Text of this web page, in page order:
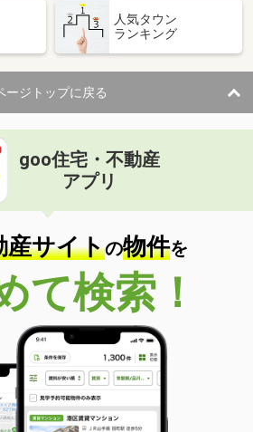
人気タウン
ランキング
ージトップに戻る
goo住宅・不動産
アプリ
産サイトの物件を
て検索！